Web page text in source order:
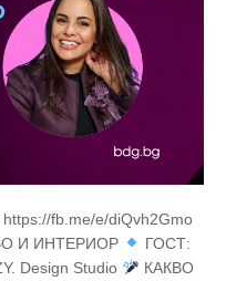
fb.me/e/diQvh2Gmo
И ИНТЕРИОР
ГОСТ:
Design Studio
КАКВО